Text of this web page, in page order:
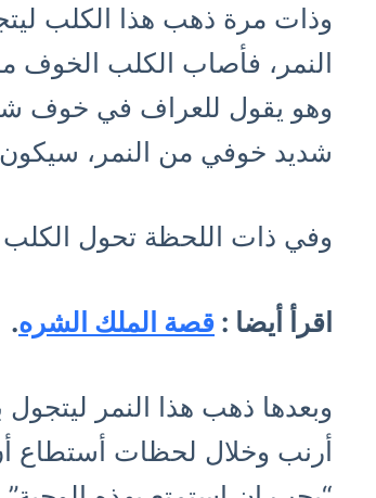
وذات مرة ذهب هذا الكلب
النمر، فأصاب الكلب الخوف
وهو يقول للعراف في خوف
شديد خوفي من النمر، سيكون
وفي ذات اللحظة تحول الكلب
اقرأ أيضا : قصة الملك الشره.
وبعدها ذهب هذا النمر ليتجول
أرنب وخلال لحظات أستطاع